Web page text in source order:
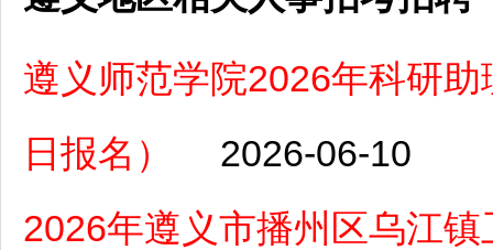
遵义师范学院2026年科研
日报名）
2026-06-10
2026年遵义市播州区乌江